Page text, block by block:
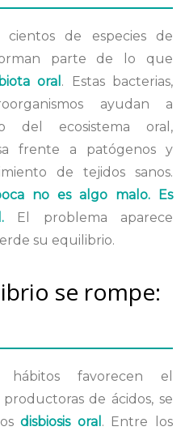
de especies de
parte de lo que
oral . Estas bacterias,
ayudan a
del ecosistema oral,
frente a patógenos y
de tejidos sanos.
no es algo malo. Es
El problema aparece
su equilibrio.
se rompe:
hábitos favorecen el
de ácidos, se
disbiosis oral . Entre los